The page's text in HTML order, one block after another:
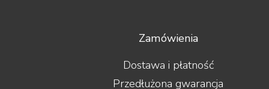
Zamówienia
Dostawa i płatność
Przedłużona gwarancja